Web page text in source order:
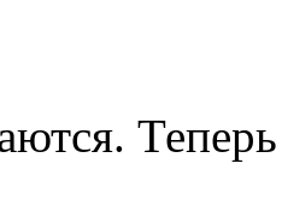
Теперь